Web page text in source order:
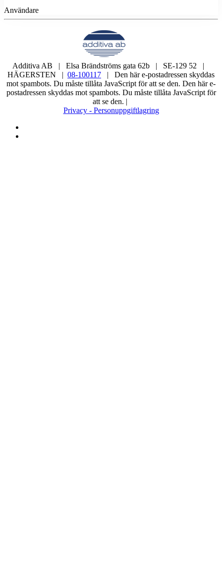
Användare
Additiva AB | Elsa Brändströms gata 62b | SE-129 52 |
HÄGERSTEN | 08-100117 | Den här e-postadressen skyddas
mot spambots. Du måste tillåta JavaScript för att se den. Den här e-
postadressen skyddas mot spambots. Du måste tillåta JavaScript för
att se den. |
Privacy - Personuppgiftlagring